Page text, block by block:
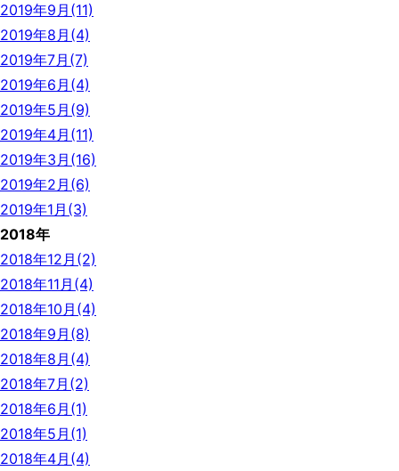
2019年9月(11)
2019年8月(4)
2019年7月(7)
2019年6月(4)
2019年5月(9)
2019年4月(11)
2019年3月(16)
2019年2月(6)
2019年1月(3)
2018年
2018年12月(2)
2018年11月(4)
2018年10月(4)
2018年9月(8)
2018年8月(4)
2018年7月(2)
2018年6月(1)
2018年5月(1)
2018年4月(4)